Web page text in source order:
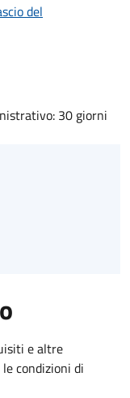
del
30 giorni
e altre
condizioni di